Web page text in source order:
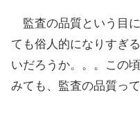
監査の品質という目
ても俗人的になりすぎ
いだろうか。。。この
みても、監査の品質っ